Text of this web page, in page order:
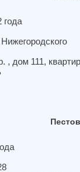
года
, дом 111,